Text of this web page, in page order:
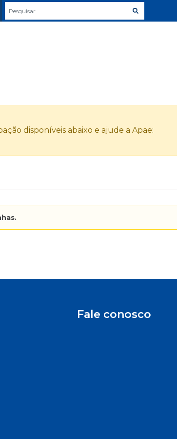
disponíveis abaixo e ajude a Apae:
Fale conosco